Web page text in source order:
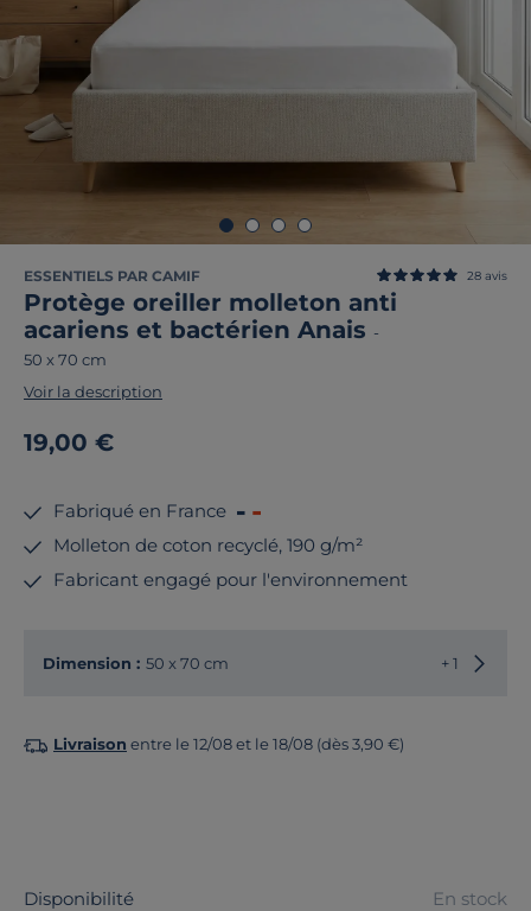
ESSENTIELS PAR CAMIF
Protège oreiller molleton anti
acariens et bactérien Anais -
50 x 70 cm
28 avis
Voir la description
19,00 €
Fabriqué en France
Molleton de coton recyclé, 190 g/m²
Fabricant engagé pour l'environnement
Dimension : 50 x 70 cm + 1
Livraison entre le 12/08 et le 18/08 (dès 3,90 €)
Disponibilité En stock